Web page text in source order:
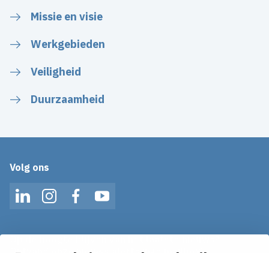
Missie en visie
Werkgebieden
Veiligheid
Duurzaamheid
Volg ons
LinkedInInstagramFacebookYouTube